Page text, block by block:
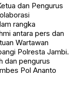
dan Pengurus
rangka
antara pers dan
Wartawan
Polresta Jambi.
dan pengurus
Pol Ananto